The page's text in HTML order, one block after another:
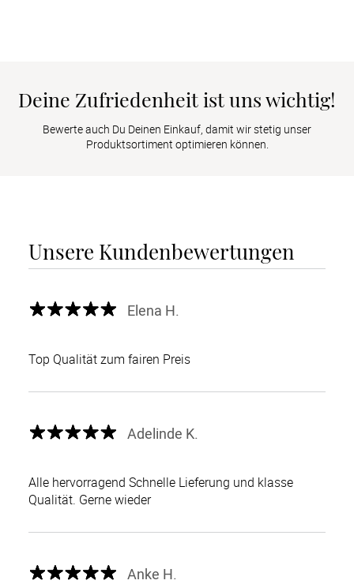
Deine Zufriedenheit ist uns wichtig!
Bewerte auch Du Deinen Einkauf, damit wir stetig unser
Produktsortiment optimieren können.
Unsere Kundenbewertungen
Elena H.
Top Qualität zum fairen Preis
Adelinde K.
Alle hervorragend Schnelle Lieferung und klasse
Qualität. Gerne wieder
Anke H.